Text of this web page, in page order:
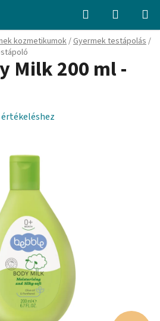
Keresés KOSÁR
kozmetikumok/Gyermek testápolás/
Milk 200 ml -
értékeléshez